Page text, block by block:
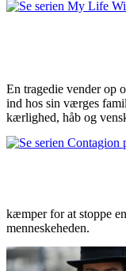
En tragedie vender op
ind hos sin værges
kærlighed, håb og
kæmper for at stoppe
menneskeheden.